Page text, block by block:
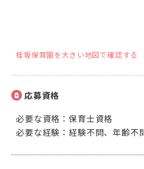
桂坂保育園を大きい地図で確認する
応募資格
必要な資格：保育士資格
必要な経験：経験不問、年齢不